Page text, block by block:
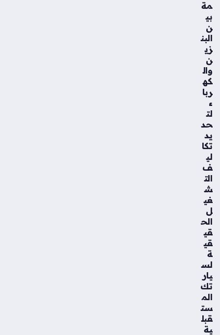
مة
بي
ن
البن
زي
ن
وال
كه
ربا
ء
لت
حد
يد
تكا
لي
ف
الت
ش
غي
ل
الح
قي
قي
ة
لس
يار
تك
الم
ست
قبل
ية